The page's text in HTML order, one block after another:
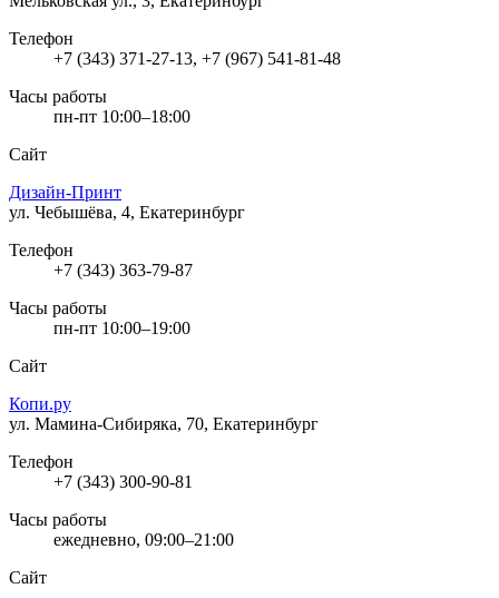
Телефон
+7 (343) 371-27-13, +7 (967) 541-81-48
Часы работы
пн-пт 10:00–18:00
Сайт
Дизайн-Принт
ул. Чебышёва, 4, Екатеринбург
Телефон
+7 (343) 363-79-87
Часы работы
пн-пт 10:00–19:00
Сайт
Копи.ру
ул. Мамина-Сибиряка, 70, Екатеринбург
Телефон
+7 (343) 300-90-81
Часы работы
ежедневно, 09:00–21:00
Сайт